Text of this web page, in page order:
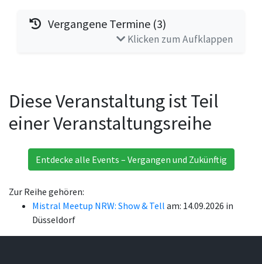
Vergangene Termine (3)
Klicken zum Aufklappen
Diese Veranstaltung ist Teil
einer Veranstaltungsreihe
Entdecke alle Events – Vergangen und Zukünftig
Zur Reihe gehören:
Mistral Meetup NRW: Show & Tell am: 14.09.2026 in
Düsseldorf